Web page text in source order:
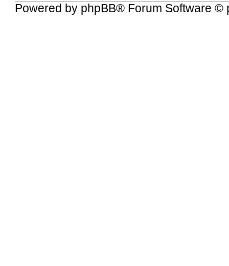
Powered by phpBB® Forum Software ©